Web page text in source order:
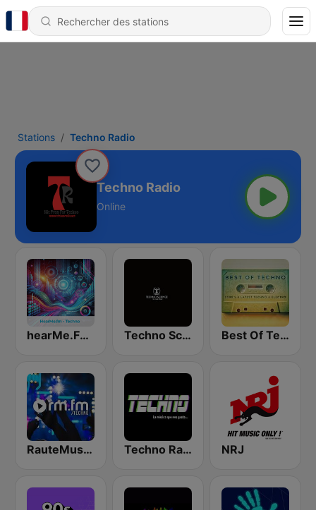
Stations Techno Radio
Techno Radio
Online
hearMe.FM Techno Techno Science Best Of Techno
RauteMusik - TECHNO Techno Radio NRJ